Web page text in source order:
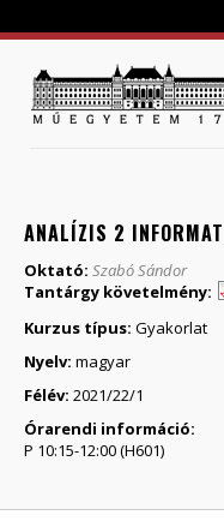
ANALÍZIS 2
Oktató: Szabó Sándor
Tantárgy követelmény:
Kurzus típus: Gyakorlat
Nyelv: magyar
Félév: 2021/22/1
Órarendi információ:
P 10:15-12:00 (H601)